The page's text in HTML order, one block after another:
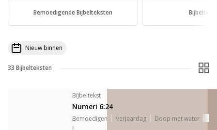
Bemoedigende Bijbelteksten
Nieuw binnen
33 Bijbelteksten
Bijbeltekst
Numeri 6:24
Bemoedigen Verjaardag Doop met water